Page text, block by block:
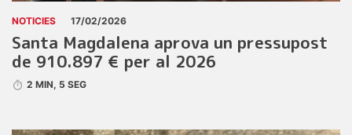
NOTICIES 17/02/2026
Santa Magdalena aprova un pressupost
de 910.897 € per al 2026
2 MIN, 5 SEG